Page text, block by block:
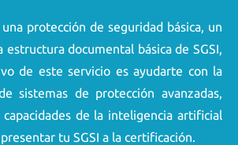
protección de seguridad básica, un
estructura documental básica de SGSI,
de este servicio es ayudarte con la
sistemas de protección avanzadas,
capacidades de la inteligencia artificial
tu SGSI a la certificación.